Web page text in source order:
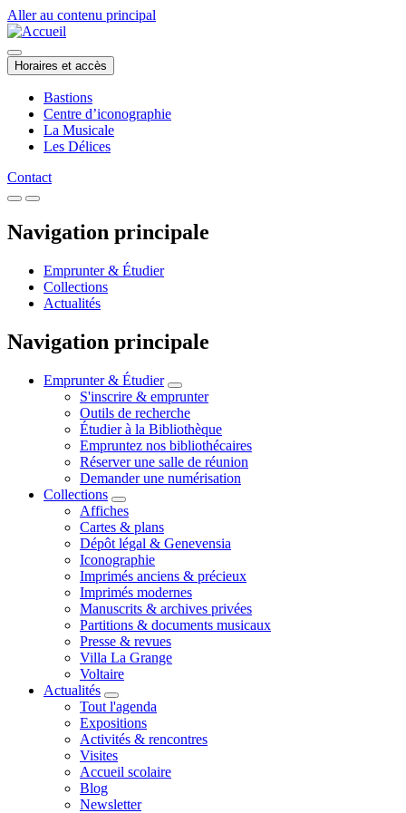
Aller au contenu principal
Horaires et accès
Bastions
Centre d’iconographie
La Musicale
Les Délices
Contact
Navigation principale
Emprunter & Étudier
Collections
Actualités
Navigation principale
Emprunter & Étudier
S'inscrire & emprunter
Outils de recherche
Étudier à la Bibliothèque
Empruntez nos bibliothécaires
Réserver une salle de réunion
Demander une numérisation
Collections
Affiches
Cartes & plans
Dépôt légal & Genevensia
Iconographie
Imprimés anciens & précieux
Imprimés modernes
Manuscrits & archives privées
Partitions & documents musicaux
Presse & revues
Villa La Grange
Voltaire
Actualités
Tout l'agenda
Expositions
Activités & rencontres
Visites
Accueil scolaire
Blog
Newsletter